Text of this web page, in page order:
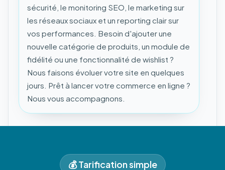
sécurité, le monitoring SEO, le marketing sur
les réseaux sociaux et un reporting clair sur
vos performances. Besoin d'ajouter une
nouvelle catégorie de produits, un module de
fidélité ou une fonctionnalité de wishlist ?
Nous faisons évoluer votre site en quelques
jours. Prêt à lancer votre commerce en ligne ?
Nous vous accompagnons.
💰 Tarification simple